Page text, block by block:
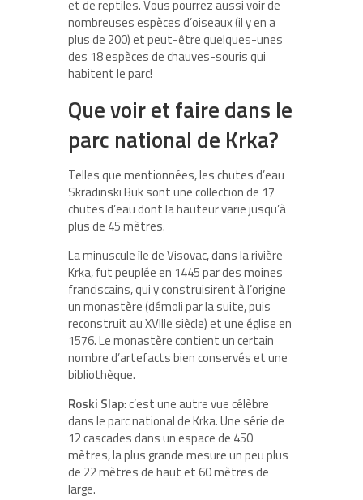
et de reptiles. Vous pourrez aussi voir de
nombreuses espèces d’oiseaux (il y en a
plus de 200) et peut-être quelques-unes
des 18 espèces de chauves-souris qui
habitent le parc!
Que voir et faire dans le
parc national de Krka?
Telles que mentionnées, les chutes d’eau
Skradinski Buk sont une collection de 17
chutes d’eau dont la hauteur varie jusqu’à
plus de 45 mètres.
La minuscule île de Visovac, dans la rivière
Krka, fut peuplée en 1445 par des moines
franciscains, qui y construisirent à l’origine
un monastère (démoli par la suite, puis
reconstruit au XVIIIe siècle) et une église en
1576. Le monastère contient un certain
nombre d’artefacts bien conservés et une
bibliothèque.
Roski Slap: c’est une autre vue célèbre
dans le parc national de Krka. Une série de
12 cascades dans un espace de 450
mètres, la plus grande mesure un peu plus
de 22 mètres de haut et 60 mètres de
large.